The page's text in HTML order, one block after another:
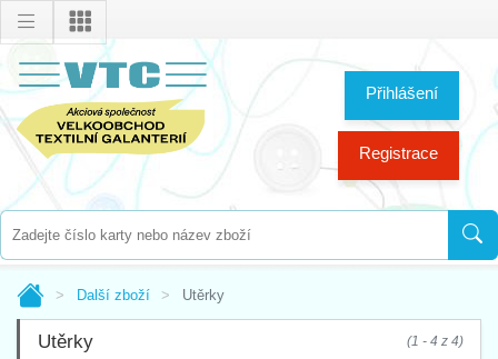
Přihlášení
Registrace
Další zboží Utěrky
Utěrky (1 - 4 z 4)